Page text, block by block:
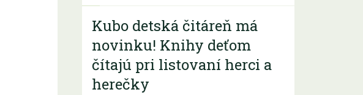
Kubo detská čitáreň má
novinku! Knihy deťom
čítajú pri listovaní herci a
herečky